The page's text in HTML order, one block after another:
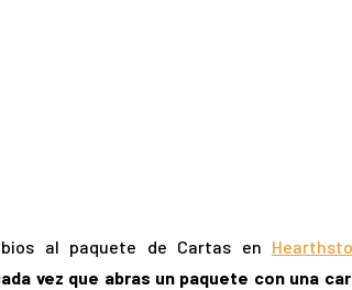
al paquete de Cartas en
vez que abras un paquete con una